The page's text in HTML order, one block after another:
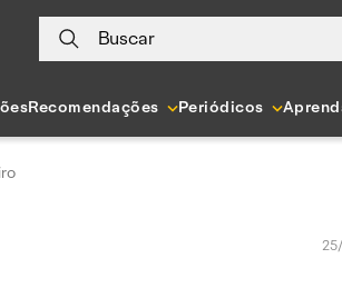
Buscar
Recomendações Periódicos